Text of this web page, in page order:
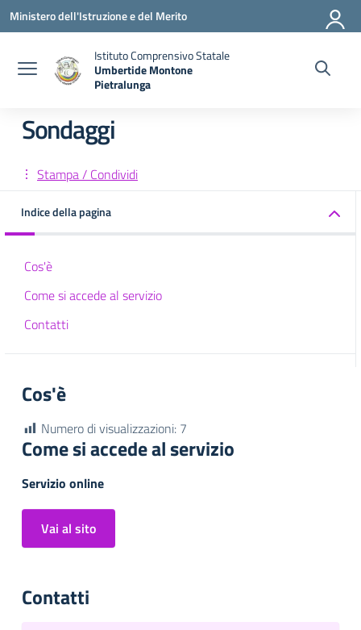
Vai ai contenuti
Vai al menu di navigazione
Vai al footer
Ministero dell'Istruzione e del Merito
Istituto Comprensivo Statale
Umbertide Montone
Pietralunga
Sondaggi
Stampa / Condividi
Indice della pagina
Cos'è
Come si accede al servizio
Contatti
Cos'è
Numero di visualizzazioni: 7
Come si accede al servizio
Servizio online
Vai al sito
Contatti